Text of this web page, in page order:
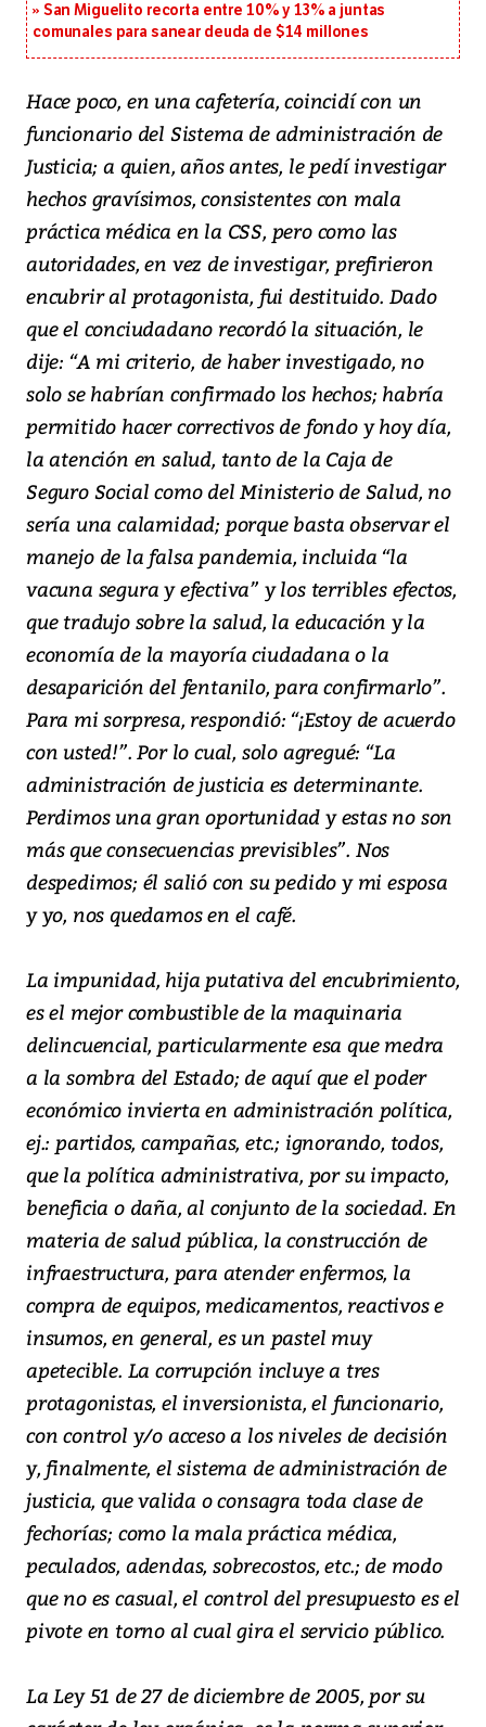
San Miguelito recorta entre 10% y 13% a juntas
comunales para sanear deuda de $14 millones
Hace poco, en una cafetería, coincidí con un
funcionario del Sistema de administración de
Justicia; a quien, años antes, le pedí investigar
hechos gravísimos, consistentes con mala
práctica médica en la CSS, pero como las
autoridades, en vez de investigar, prefirieron
encubrir al protagonista, fui destituido. Dado
que el conciudadano recordó la situación, le
dije: “A mi criterio, de haber investigado, no
solo se habrían confirmado los hechos; habría
permitido hacer correctivos de fondo y hoy día,
la atención en salud, tanto de la Caja de
Seguro Social como del Ministerio de Salud, no
sería una calamidad; porque basta observar el
manejo de la falsa pandemia, incluida “la
vacuna segura y efectiva” y los terribles efectos,
que tradujo sobre la salud, la educación y la
economía de la mayoría ciudadana o la
desaparición del fentanilo, para confirmarlo”.
Para mi sorpresa, respondió: “¡Estoy de acuerdo
con usted!”. Por lo cual, solo agregué: “La
administración de justicia es determinante.
Perdimos una gran oportunidad y estas no son
más que consecuencias previsibles”. Nos
despedimos; él salió con su pedido y mi esposa
y yo, nos quedamos en el café.
La impunidad, hija putativa del encubrimiento,
es el mejor combustible de la maquinaria
delincuencial, particularmente esa que medra
a la sombra del Estado; de aquí que el poder
económico invierta en administración política,
ej.: partidos, campañas, etc.; ignorando, todos,
que la política administrativa, por su impacto,
beneficia o daña, al conjunto de la sociedad. En
materia de salud pública, la construcción de
infraestructura, para atender enfermos, la
compra de equipos, medicamentos, reactivos e
insumos, en general, es un pastel muy
apetecible. La corrupción incluye a tres
protagonistas, el inversionista, el funcionario,
con control y/o acceso a los niveles de decisión
y, finalmente, el sistema de administración de
justicia, que valida o consagra toda clase de
fechorías; como la mala práctica médica,
peculados, adendas, sobrecostos, etc.; de modo
que no es casual, el control del presupuesto es el
pivote en torno al cual gira el servicio público.
La Ley 51 de 27 de diciembre de 2005, por su